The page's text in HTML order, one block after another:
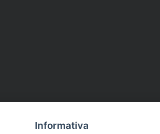
Informativa